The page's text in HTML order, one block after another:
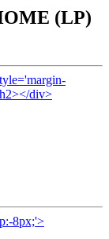
(LP)